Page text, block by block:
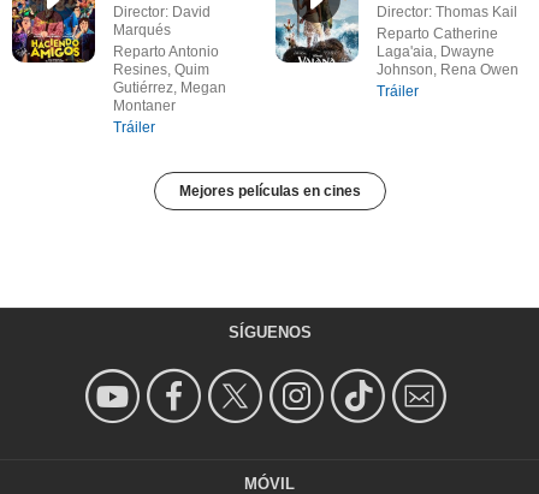
Director: David
Marqués
Reparto Antonio
Resines, Quim
Gutiérrez, Megan
Montaner
Tráiler
Director: Thomas Kail
Reparto Catherine
Laga'aia, Dwayne
Johnson, Rena Owen
Tráiler
Mejores películas en cines
SÍGUENOS
MÓVIL